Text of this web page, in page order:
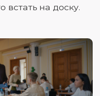
встать на доску.